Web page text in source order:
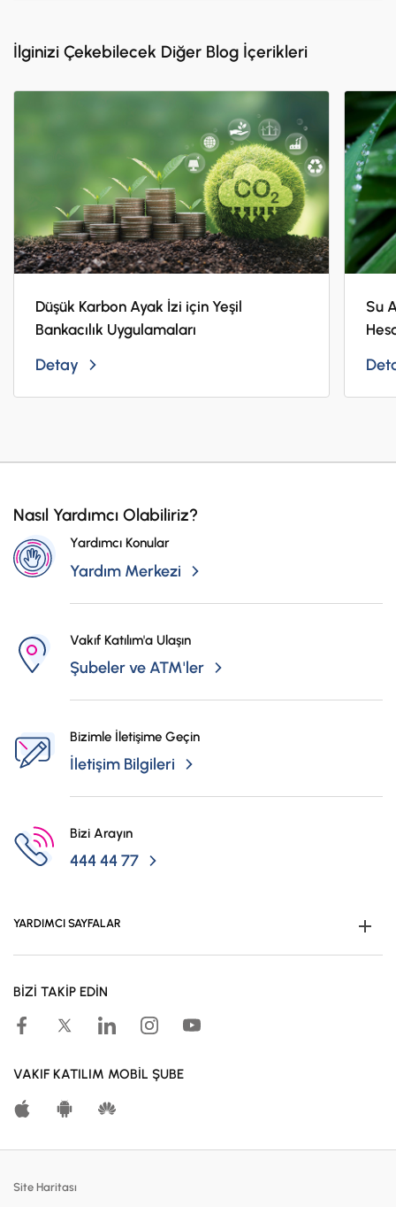
İlginizi Çekebilecek Diğer Blog İçerikleri
Düşük Karbon Ayak İzi için Yeşil
Bankacılık Uygulamaları
Detay
Su
Nasıl Yardımcı Olabiliriz?
Yardımcı Konular
Yardım Merkezi
Vakıf Katılım'a Ulaşın
Şubeler ve ATM'ler
Bizimle İletişime Geçin
İletişim Bilgileri
Bizi Arayın
444 44 77
YARDIMCI SAYFALAR
Kampanyalar
Hesaplama Araçları
Katılma Hesapları
BİZİ TAKİP EDİN
VAKIF KATILIM MOBİL ŞUBE
Site Haritası